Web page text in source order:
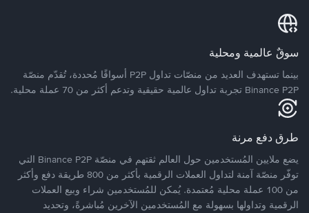
سوقٌ عالمية ومحلية
بينما تستهدف العديد من منصّات تداول P2P أسواقًا مُحددة، تُقدّم منصّة
Binance P2P تجربة تداول عالمية حقيقية وتدعم أكثر من 70 عملة محلية.
طرق دفع مرنة
يضع ملايين المُستخدمين حول العالم ثقتهم في منصّة Binance P2P التي
توفّر منصّة آمنة لتداول العملات الرقمية بأكثر من 800 طريقة دفع وأكثر
من 100 عملة محلية مُعتمدة. يُمكن للمُستخدمين شراء وبيع العملات
الرقمية وتداولها بسهولة مع المُستخدمين الآخرين مُباشرةً، وتحديد